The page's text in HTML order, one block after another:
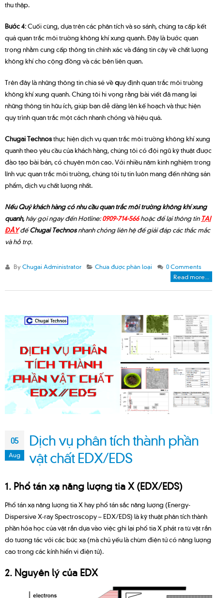
thu thập.
Bước 4:Cuối cùng, dựa trên các phân tích và so sánh, chúng ta cấp kết
quả quan trắc môi trường không khí xung quanh. Đây là bước quan
trọng nhằm cung cấp thông tin chính xác và đáng tin cậy về chất lượng
không khí cho cộng đồng và các bên liên quan.
Trên đây là những thông tin chia sẻ vềquy định quan trắc môi trường
không khí xung quanh. Chúng tôi hi vọng rằng bài viết đã mang lại
những thông tin hữu ích, giúp bạn dễ dàng lên kế hoạch và thực hiện
quy trình quan trắc một cách nhanh chóng và hiệu quả.
Chugai Technosthực hiện dịch vụ quan trắc môi trường không khí xung
quanh theo yêu cầu của khách hàng, chúng tôi có đội ngũ kỹ thuật được
đào tạo bài bản, có chuyên môn cao. Với nhiều năm kinh nghiệm trong
lĩnh vực quan trắc môi trường, chúng tôi tự tin luôn mang đến những sản
phẩm, dịch vụ chất lượng nhất.
Nếu Quý khách hàng có nhu cầu quan trắc môi trường không khí xung
quanh,hãy gọi ngay đến Hotline:0909-714-566 hoặc để lại thông tin TẠI
ĐÂY đểChugai Technosnhanh chóng liên hệ để giải đáp các thắc mắc
và hỗ trợ.
ByChugai Administrator Chưa được phân loại 0 Comments
Read more...
05
Aug
Dịch vụ phân tích thành phần
vật chất EDX/EDS
1. Phổ tán xạ năng lượng tia X (EDX/EDS)
Phổ tán xạ năng lượng tia X hay phổ tán sắc năng lượng (Energy-
Dispersive X-ray Spectroscopy – EDX/EDS) là kỹ thuật phân tích thành
phần hóa học của vật rắn dựa vào việc ghi lại phổ tia X phát ra từ vật rắn
do tương tác với các bức xạ (mà chủ yếu là chùm điện tử có năng lượng
cao trong các kính hiển vi điện tử).
2. Nguyên lý của EDX